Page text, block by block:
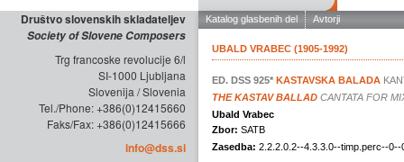
Društvo slovenskih skladateljev
Society of Slovene Composers
Trg francoske revolucije 6/l
SI-1000 Ljubljana
Slovenija / Slovenia
Tel./Phone: +386(0)12415660
Faks/Fax: +386(0)12415666
info@dss.si